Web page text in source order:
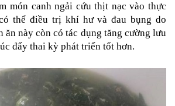
món canh ngải cứu thịt nạc vào thực
thể điều trị khí hư và đau bụng do
ăn này còn có tác dụng tăng cường lưu
đẩy thai kỳ phát triển tốt hơn.